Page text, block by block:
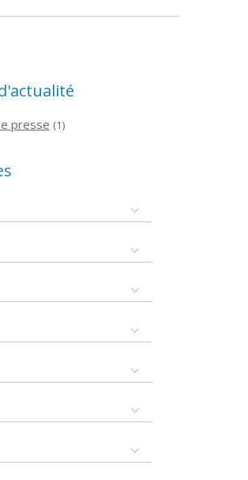
presse (1)